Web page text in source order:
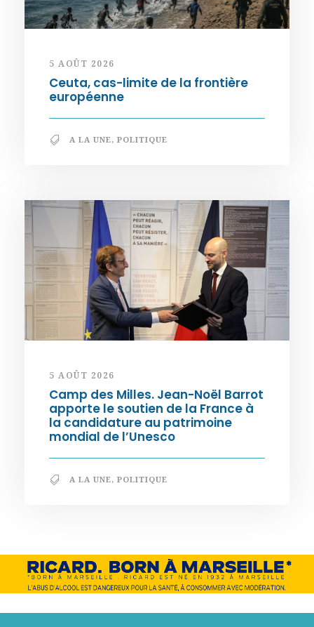
5 AOÛT 2026
Ceuta, cas-limite de la frontière
européenne
A LA UNE, POLITIQUE
5 AOÛT 2026
Camp des Milles. Jean-Noël Barrot
apporte le soutien de la France à
la candidature au patrimoine
mondial de l’Unesco
A LA UNE, POLITIQUE